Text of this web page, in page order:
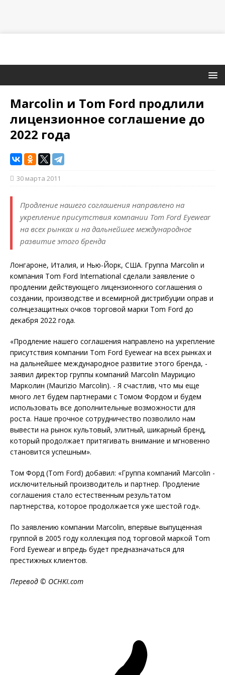
Marcolin и Tom Ford продлили
лицензионное соглашение до
2022 года
30 марта 2011
Продление нашего соглашения направлено на
укрепление присутствия компании Tom Ford Eyewear
на всех рынках и на дальнейшее международное
развитие этого бренда
Лонгароне, Италия, и Нью-Йорк, США. Группа Marcolin и
компания Tom Ford International сделали заявление о
продлении действующего лицензионного соглашения о
создании, производстве и всемирной дистрибуции оправ и
солнцезащитных очков торговой марки Tom Ford до
декабря 2022 года.
«Продление нашего соглашения направлено на укрепление
присутствия компании Tom Ford Eyewear на всех рынках и
на дальнейшее международное развитие этого бренда, -
заявил директор группы компаний Marcolin Маурицио
Марколин (Maurizio Marcolin). - Я счастлив, что мы еще
много лет будем партнерами с Томом Фордом и будем
использовать все дополнительные возможности для
роста. Наше прочное сотрудничество позволило нам
вывести на рынок культовый, элитный, шикарный бренд,
который продолжает притягивать внимание и мгновенно
становится успешным».
Том Форд (Tom Ford) добавил: «Группа компаний Marcolin -
исключительный производитель и партнер. Продление
соглашения стало естественным результатом
партнерства, которое продолжается уже шестой год».
По заявлению компании Marcolin, впервые выпущенная
группой в 2005 году коллекция под торговой маркой Tom
Ford Eyewear и впредь будет предназначаться для
престижных клиентов.
Перевод © OCHKI.com